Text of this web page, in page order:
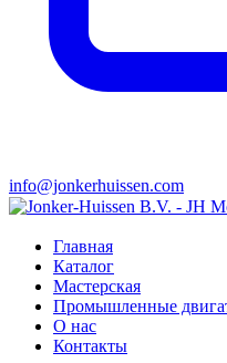
info@jonkerhuissen.com
Главная
Каталог
Мастерская
Промышленные
О нас
Контакты